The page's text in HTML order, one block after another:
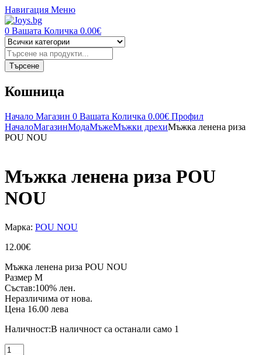
Навигация Меню
0 Вашата Количка 0.00€
Търсене
на
продукти
Търсене
Кошница
Начало Магазин 0 Вашата Количка 0.00€ Профил
НачалоМагазинМодаМъжеМъжки дрехиМъжка ленена риза
POU NOU
Мъжка ленена риза POU
NOU
Марка: POU NOU
12.00€
Мъжка ленена риза POU NOU
Размер M
Състав:100% лен.
Неразличима от нова.
Цена 16.00 лева
Наличност:В наличност са останали само 1
количество